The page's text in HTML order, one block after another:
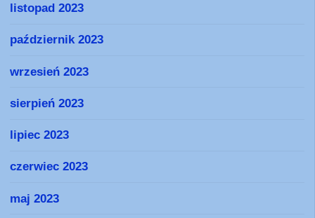
listopad 2023
październik 2023
wrzesień 2023
sierpień 2023
lipiec 2023
czerwiec 2023
maj 2023